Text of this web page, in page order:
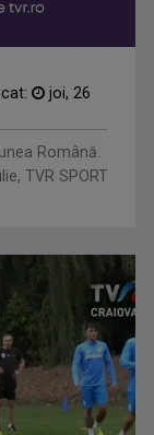
Română.
TVR SPORT